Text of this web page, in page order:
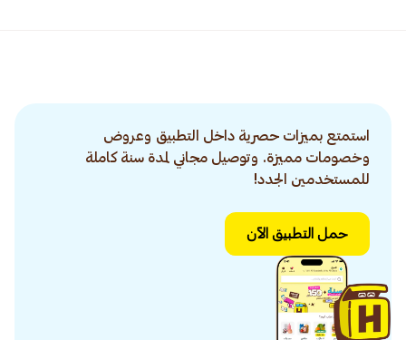
استمتع بميزات حصرية داخل التطبيق وعروض
وخصومات مميزة. وتوصيل مجاني لمدة سنة كاملة
للمستخدمين الجدد!
حمل التطبيق الآن